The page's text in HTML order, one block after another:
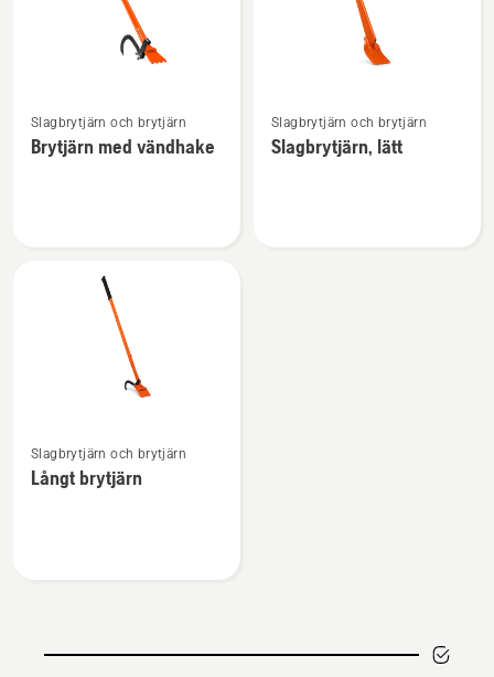
mer
information
Slagbrytjärn och brytjärn
Brytjärn med vändhake
mer
information
Slagbrytjärn och brytjärn
Slagbrytjärn, lätt
mer
information
Slagbrytjärn och brytjärn
Långt brytjärn